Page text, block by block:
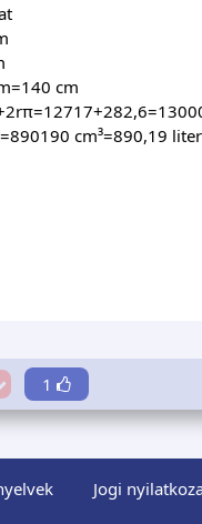
cm
cm³=890,19
1
Jogi